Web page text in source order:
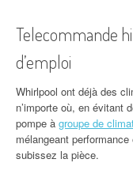
Telecommande
d’emploi
Whirlpool ont déjà des
n’importe où, en évitant
pompe à groupe de
mélangeant
subissez la pièce.